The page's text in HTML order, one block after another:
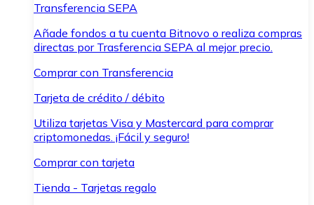
Transferencia SEPA
Añade fondos a tu cuenta Bitnovo o realiza compras
directas por Trasferencia SEPA al mejor precio.
Comprar con Transferencia
Tarjeta de crédito / débito
Utiliza tarjetas Visa y Mastercard para comprar
criptomonedas. ¡Fácil y seguro!
Comprar con tarjeta
Tienda - Tarjetas regalo